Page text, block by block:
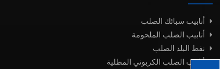
أنابيب سبائك الصلب
أنابيب الصلب الملحومة
نفط البلد الصلب
أنابيب الصلب الكربوني المطلية